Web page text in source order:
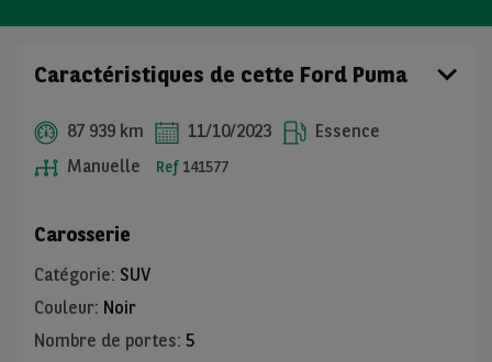
Caractéristiques de cette Ford Puma
87 939 km 11/10/2023
Essence
Manuelle
Ref 141577
Carosserie
Catégorie: SUV
Couleur: Noir
Nombre de portes: 5